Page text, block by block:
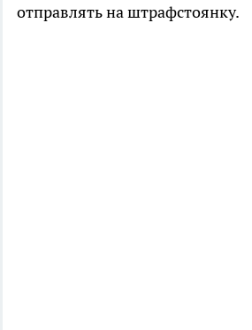
отправлять на штрафстоянку.